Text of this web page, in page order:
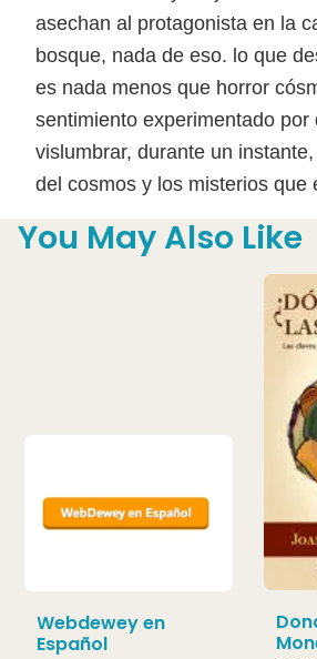
asechan al protagonista en la
bosque, nada de eso. lo que
es nada menos que horror
sentimiento experimentado por
vislumbrar, durante un
del cosmos y los misterios que
You May Also Like
Webdewey en
Español